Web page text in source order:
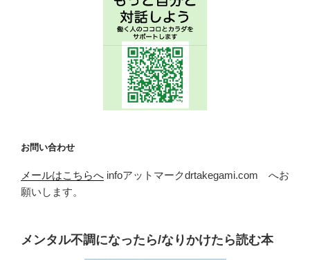
お問い合わせ
メールはこちらへ infoアットマークdrtakegami.com へお
願いします。
メンタル不調になったら/なりかけたら読む本